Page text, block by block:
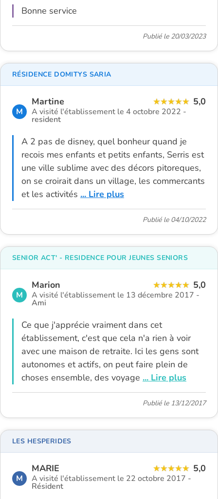
Bonne service
Publié le 20/03/2023
M
Martine 5,0
A visité l'établissement le 4 octobre 2022 -
resident
A 2 pas de disney, quel bonheur quand je
recois mes enfants et petits enfants, Serris est
une ville sublime avec des décors pitoreques,
on se croirait dans un village, les commercants
et les activités ... Lire plus
RÉSIDENCE DOMITYS SARIA
Publié le 04/10/2022
M
Marion 5,0
A visité l'établissement le 13 décembre 2017 -
Ami
Ce que j'apprécie vraiment dans cet
établissement, c'est que cela n'a rien à voir
avec une maison de retraite. Ici les gens sont
autonomes et actifs, on peut faire plein de
choses ensemble, des voyage ... Lire plus
SENIOR ACT' - RESIDENCE POUR JEUNES SENIORS
Publié le 13/12/2017
M
MARIE 5,0
A visité l'établissement le 22 octobre 2017 -
Résident
LES HESPERIDES